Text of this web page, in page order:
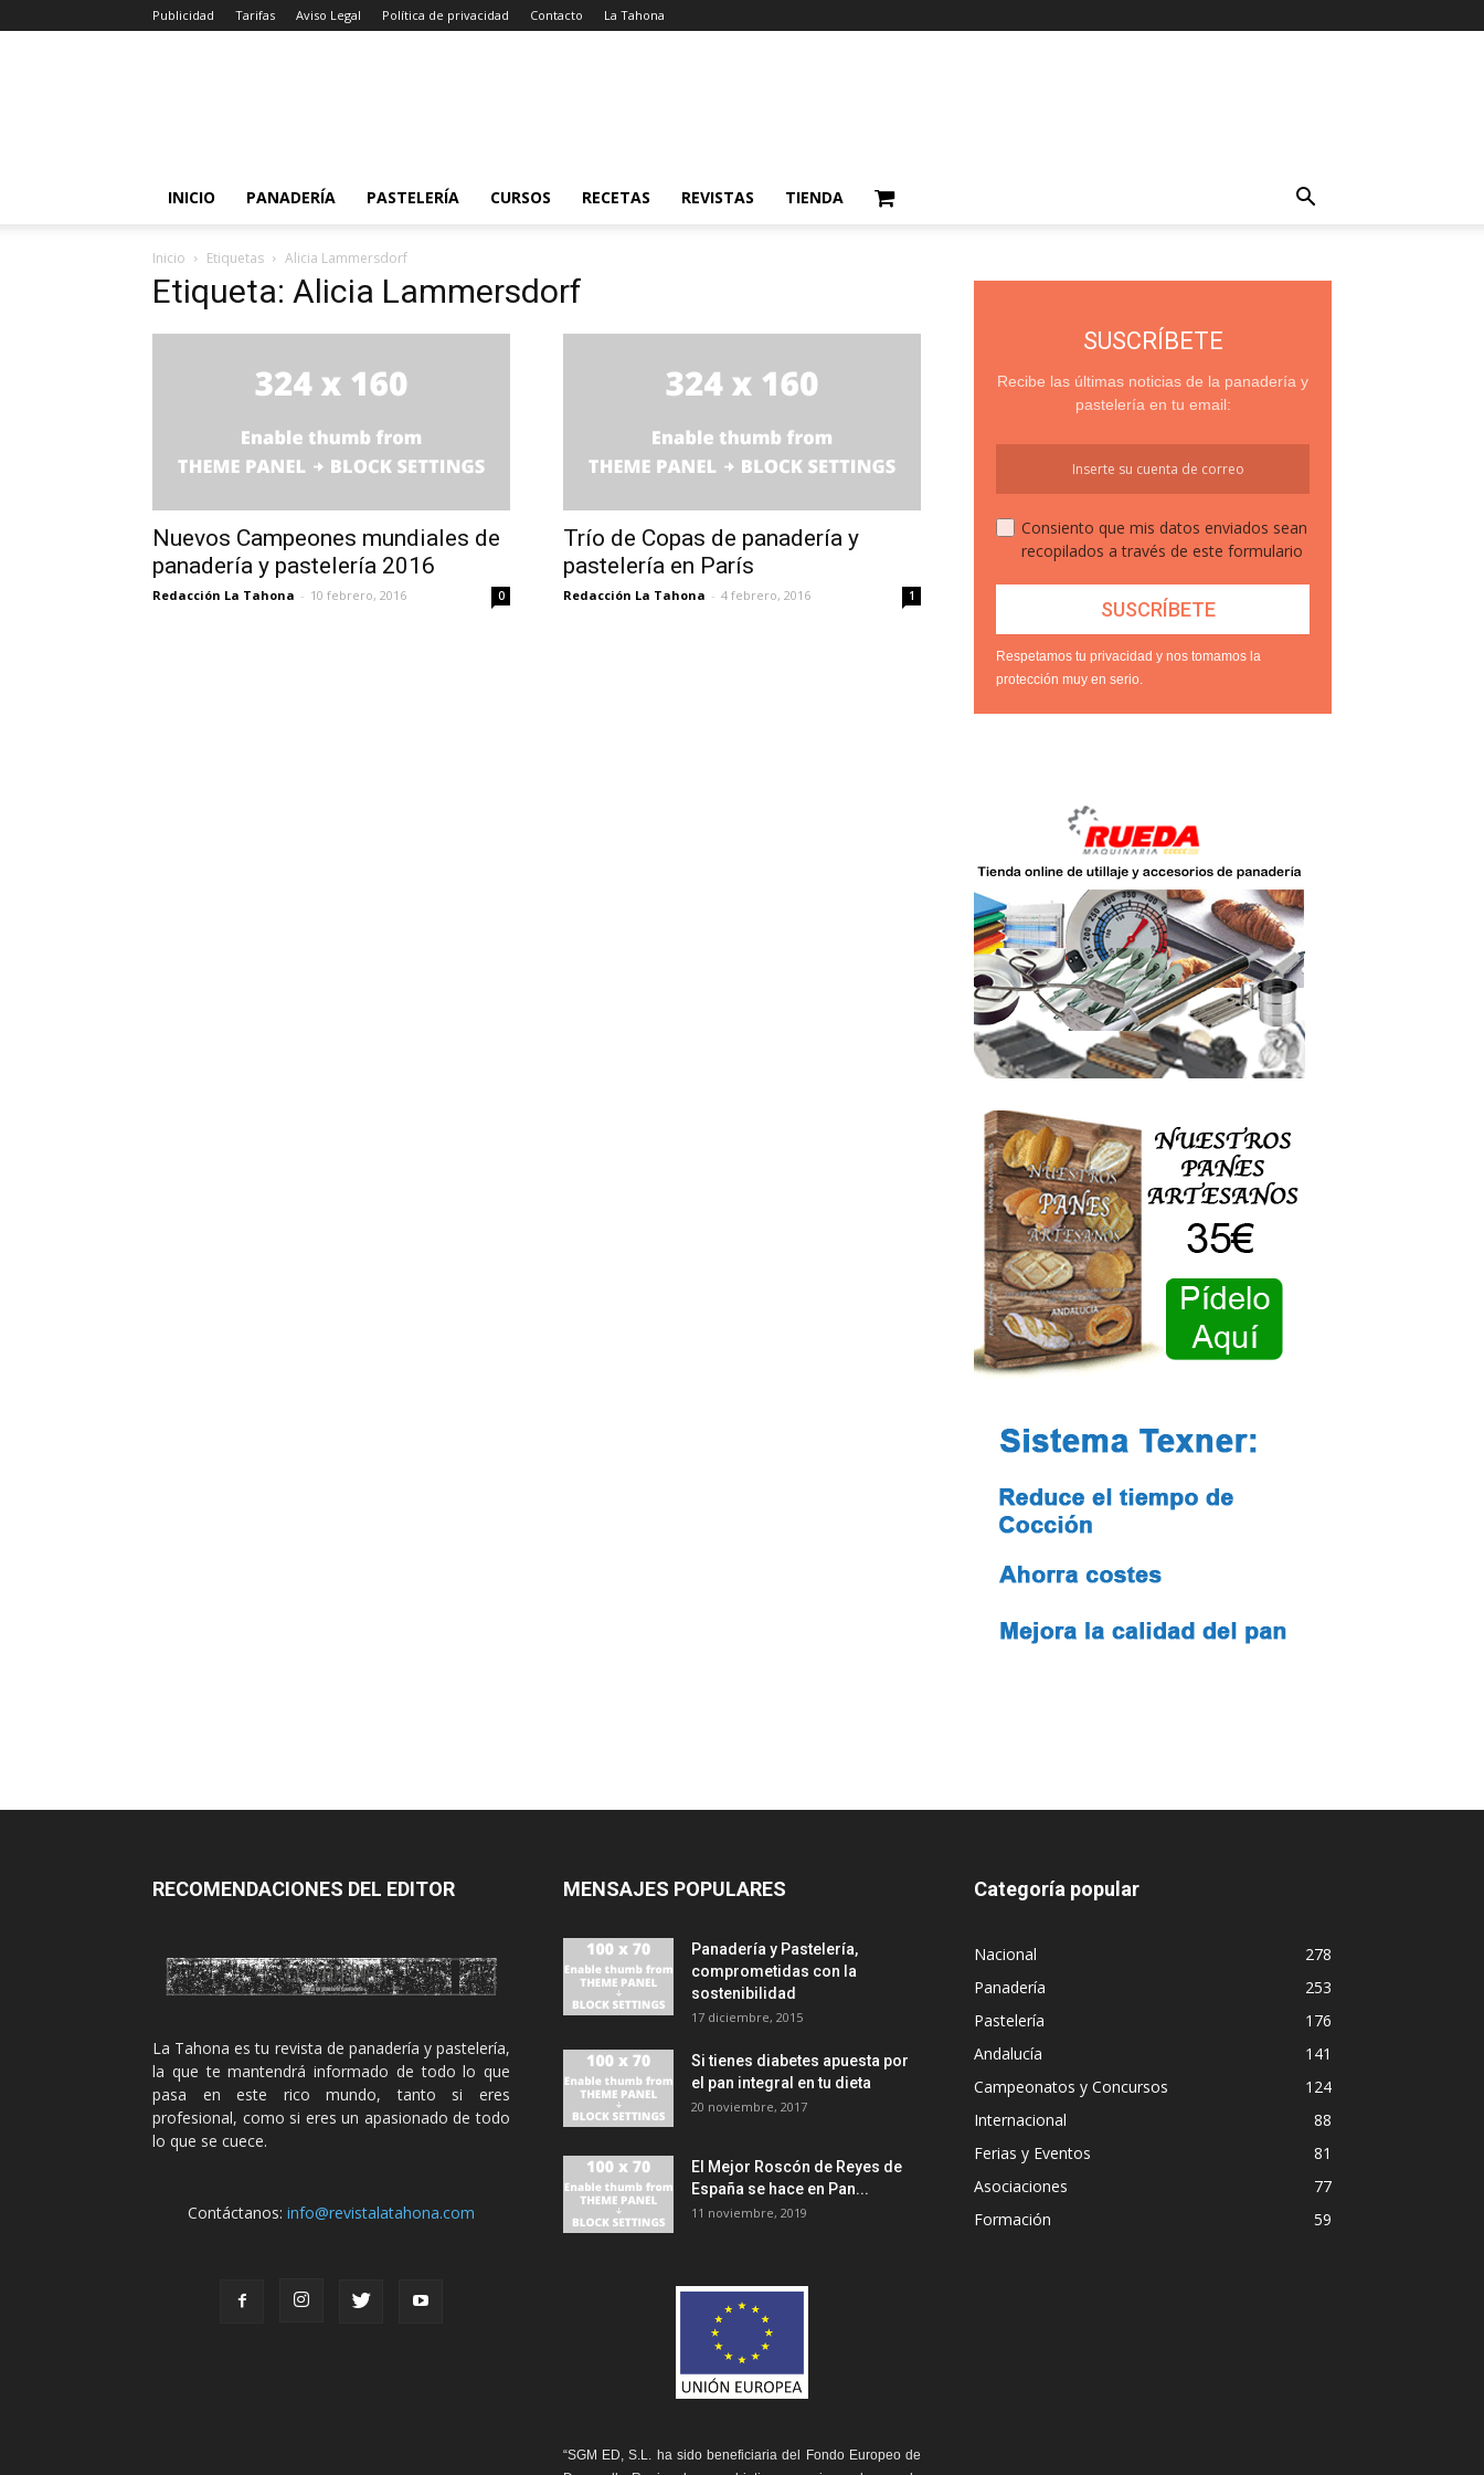
Publicidad Tarifas Aviso Legal Política de privacidad Contacto La Tahona
INICIO PANADERÍA PASTELERÍA CURSOS RECETAS REVISTAS TIENDA
Inicio Etiquetas Alicia Lammersdorf
Etiqueta: Alicia Lammersdorf
Nuevos Campeones mundiales de
panadería y pastelería 2016
Redacción La Tahona - 10 febrero, 2016 0
Trío de Copas de panadería y
pastelería en París
Redacción La Tahona - 4 febrero, 2016 1
SUSCRÍBETE
Recibe las últimas noticias de la panadería y
pastelería en tu email:
Consiento que mis datos enviados sean
recopilados a través de este formulario
Respetamos tu privacidad y nos tomamos la
protección muy en serio.
RECOMENDACIONES DEL EDITOR
La Tahona es tu revista de panadería y pastelería,
la que te mantendrá informado de todo lo que
pasa en este rico mundo, tanto si eres
profesional, como si eres un apasionado de todo
lo que se cuece.
Contáctanos: info@revistalatahona.com
MENSAJES POPULARES
Panadería y Pastelería,
comprometidas con la
sostenibilidad
17 diciembre, 2015
Si tienes diabetes apuesta por
el pan integral en tu dieta
20 noviembre, 2017
El Mejor Roscón de Reyes de
España se hace en Pan...
11 noviembre, 2019
“SGM ED, S.L. ha sido beneficiaria del Fondo Europeo de
Categoría popular
Nacional
278
Panadería
253
Pastelería
176
Andalucía
141
Campeonatos y Concursos
124
Internacional
88
Ferias y Eventos
81
Asociaciones
77
Formación
59